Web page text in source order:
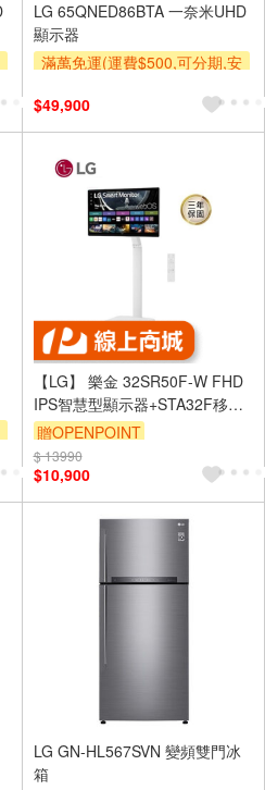
LG 65QNED86BTA 一奈米UHD
顯示器
滿萬免運(運費$500,可分期,安
及使用6期以上分期0利率,需付
基本安裝運費)
贈壁掛架
$49,900
【LG】 樂金 32SR50F-W FHD
IPS智慧型顯示器+STA32F移動
支架組合 (32型/搭載webOS/IoT
操控家電/AirPlay2)
贈OPENPOINT
$ 13990
$10,900
LG GN-HL567SVN 變頻雙門冰
箱